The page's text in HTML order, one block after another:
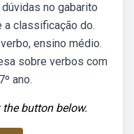
no gabarito
a classificação do.
ensino médio.
sobre verbos com
ano.
button below.